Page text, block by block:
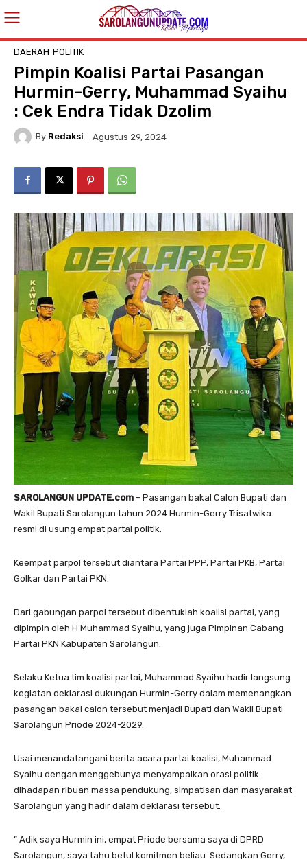
DAERAH POLITIK
Pimpin Koalisi Partai Pasangan
Hurmin-Gerry, Muhammad Syaihu
: Cek Endra Tidak Dzolim
By Redaksi Agustus 29, 2024
SAROLANGUN UPDATE.com – Pasangan bakal Calon Bupati dan
Wakil Bupati Sarolangun tahun 2024 Hurmin-Gerry Trisatwika
resmi di usung empat partai politik.
Keempat parpol tersebut diantara Partai PPP, Partai PKB, Partai
Golkar dan Partai PKN.
Dari gabungan parpol tersebut dibentuklah koalisi partai, yang
dipimpin oleh H Muhammad Syaihu, yang juga Pimpinan Cabang
Partai PKN Kabupaten Sarolangun.
Selaku Ketua tim koalisi partai, Muhammad Syaihu hadir langsung
kegiatan deklarasi dukungan Hurmin-Gerry dalam memenangkan
pasangan bakal calon tersebut menjadi Bupati dan Wakil Bupati
Sarolangun Priode 2024-2029.
Usai menandatangani berita acara partai koalisi, Muhammad
Syaihu dengan menggebunya menyampaikan orasi politik
dihadapan ribuan massa pendukung, simpatisan dan masyarakat
Sarolangun yang hadir dalam deklarasi tersebut.
” Adik saya Hurmin ini, empat Priode bersama saya di DPRD
Sarolangun, saya tahu betul komitmen beliau. Sedangkan Gerry,